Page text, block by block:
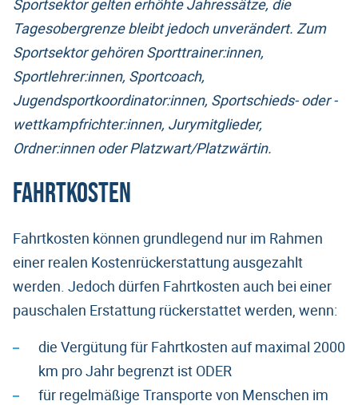
Sportsektor gelten erhöhte Jahressätze, die
Tagesobergrenze bleibt jedoch unverändert. Zum
Sportsektor gehören Sporttrainer:innen,
Sportlehrer:innen, Sportcoach,
Jugendsportkoordinator:innen, Sportschieds- oder -
wettkampfrichter:innen, Jurymitglieder,
Ordner:innen oder Platzwart/Platzwärtin.
Fahrtkosten
Fahrtkosten können grundlegend nur im Rahmen
einer realen Kostenrückerstattung ausgezahlt
werden. Jedoch dürfen Fahrtkosten auch bei einer
pauschalen Erstattung rückerstattet werden, wenn:
die Vergütung für Fahrtkosten auf maximal 2000
km pro Jahr begrenzt ist ODER
für regelmäßige Transporte von Menschen im